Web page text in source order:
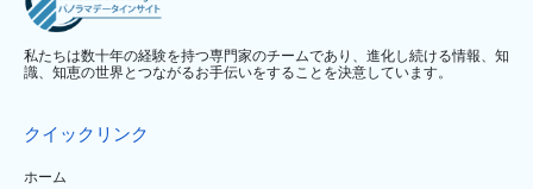
私たちは数十年の経験を持つ専門家のチームであり、進化し続ける情報、知
識、知恵の世界とつながるお手伝いをすることを決意しています。
クイックリンク
ホーム